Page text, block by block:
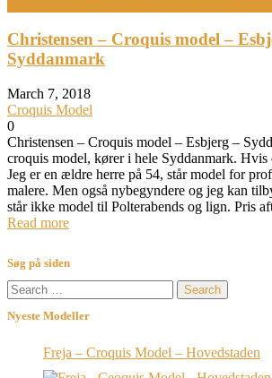
Christensen – Croquis model –
Syddanmark
March 7, 2018
Croquis Model
0
Christensen – Croquis model – Esbjerg –
croquis model, kører i hele Syddanmark.
Jeg er en ældre herre på 54, står model for
malere. Men også nybegyndere og jeg kan
står ikke model til Polterabends og lign. Pris
Read more
Søg på siden
Search
for:
Nyeste Modeller
Freja – Croquis Model – Hovedstaden